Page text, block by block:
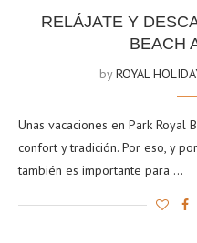
RELÁJATE Y
BEACH
byROYAL
Unas vacaciones en Park Royal
confort y tradición. Por eso, y
también es importante para …